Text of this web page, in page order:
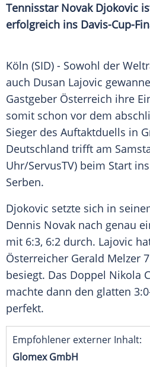
Tennisstar Novak Djokovic
erfolgreich ins Davis-Cup-
Köln (SID) - Sowohl der
auch Dusan Lajovic
Gastgeber Österreich ihre
somit schon vor dem
Sieger des Auftaktduells in
Deutschland trifft am
Uhr/ServusTV) beim Start
Serben.
Djokovic setzte sich in
Dennis Novak nach genau
mit 6:3, 6:2 durch. Lajovic
Österreicher Gerald Melzer
besiegt. Das Doppel Nikola
machte dann den glatten
perfekt.
Empfohlener externer Inhalt:
Glomex GmbH